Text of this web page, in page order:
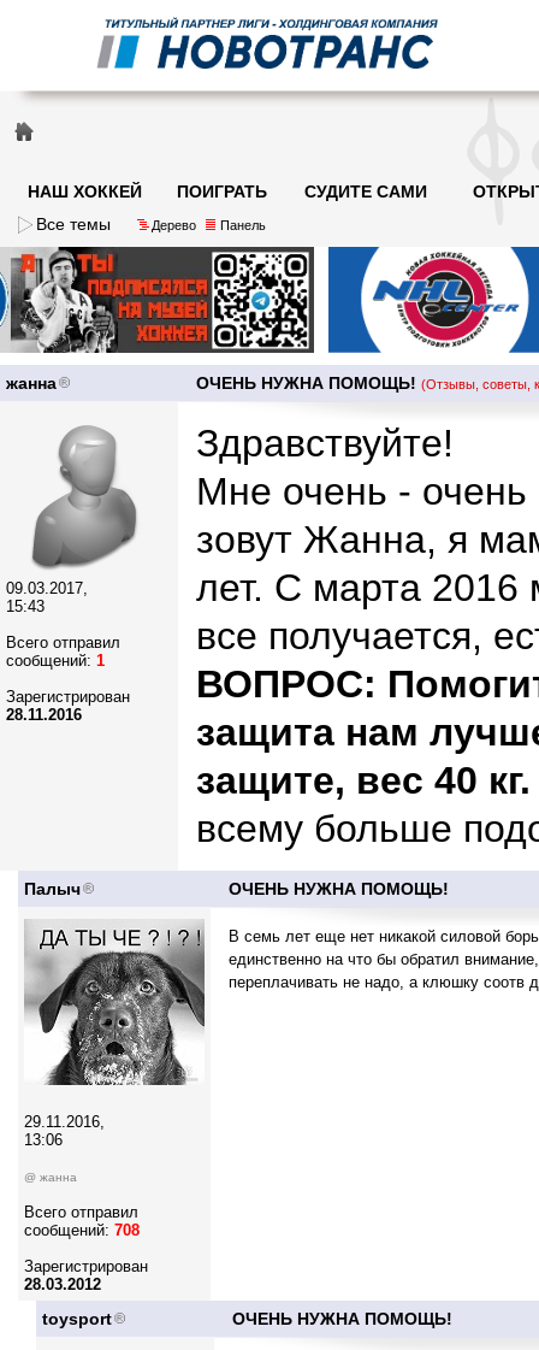
НАШ ХОККЕЙ ПОИГРАТЬ СУДИТЕ САМИ
Все темы
Дерево Панель
жанна ОЧЕНЬ НУЖНА ПОМОЩЬ! (Отзывы, советы,
09.03.2017,
15:43
Всего отправил
сообщений: 1
Зарегистрирован
28.11.2016
Здравствуйте!
Мне очень -
зовут Жанна, я
лет. С марта 2016
все получается,
ВОПРОС:
защита нам
защите, вес 40 кг.
всему больше
Палыч ОЧЕНЬ НУЖНА ПОМОЩЬ!
29.11.2016,
13:06
@ жанна
Всего отправил
сообщений: 708
Зарегистрирован
28.03.2012
В семь лет еще нет никакой силовой
единственно на что бы обратил
переплачивать не надо, а клюшку соотв
toysport ОЧЕНЬ НУЖНА ПОМОЩЬ!